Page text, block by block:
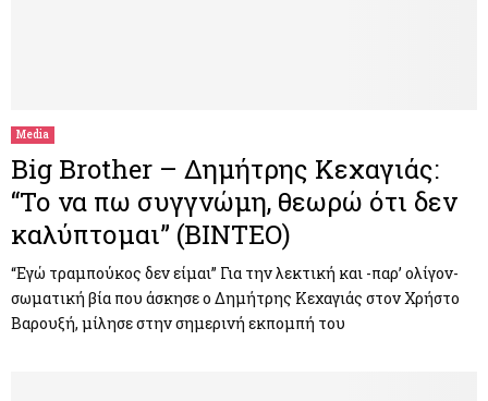
Media
Big Brother – Δημήτρης Κεχαγιάς:
“Το να πω συγγνώμη, θεωρώ ότι δεν
καλύπτομαι” (ΒΙΝΤΕΟ)
“Εγώ τραμπούκος δεν είμαι” Για την λεκτική και -παρ’ ολίγον-
σωματική βία που άσκησε ο Δημήτρης Κεχαγιάς στον Χρήστο
Βαρουξή, μίλησε στην σημερινή εκπομπή του